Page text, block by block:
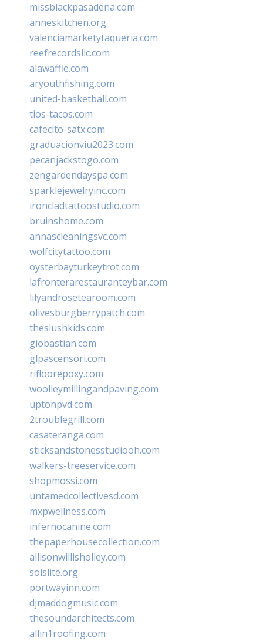
missblackpasadena.com
anneskitchen.org
valenciamarketytaqueria.com
reefrecordsllc.com
alawaffle.com
aryouthfishing.com
united-basketball.com
tios-tacos.com
cafecito-satx.com
graduacionviu2023.com
pecanjackstogo.com
zengardendayspa.com
sparklejewelryinc.com
ironcladtattoostudio.com
bruinshome.com
annascleaningsvc.com
wolfcitytattoo.com
oysterbayturkeytrot.com
lafronterarestauranteybar.com
lilyandrosetearoom.com
olivesburgberrypatch.com
theslushkids.com
giobastian.com
glpascensori.com
rifloorepoxy.com
woolleymillingandpaving.com
uptonpvd.com
2troublegrill.com
casateranga.com
sticksandstonesstudiooh.com
walkers-treeservice.com
shopmossi.com
untamedcollectivesd.com
mxpwellness.com
infernocanine.com
thepaperhousecollection.com
allisonwillisholley.com
solslite.org
portwayinn.com
djmaddogmusic.com
thesoundarchitects.com
allin1roofing.com